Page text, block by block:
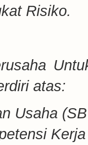
Risiko.
atas:
Usaha